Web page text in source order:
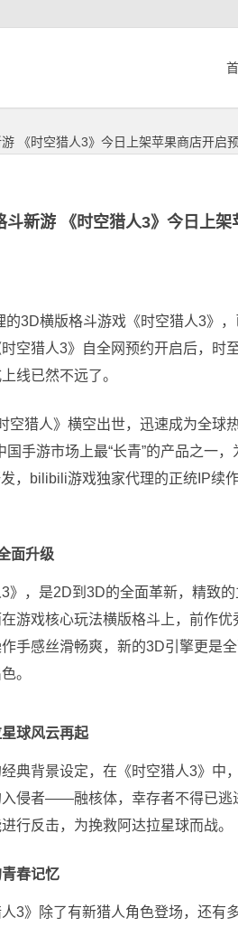
《时空猎人3》今日上架苹果商店开启
斗新游 《时空猎人3》今日上架
3D横版格斗游戏《时空猎人3》
空猎人3》自全网预约开启后，时
线已然不远了。
空猎人》横空出世，迅速成为全球
手游市场上最“长青”的产品之一
，bilibili游戏独家代理的正统IP续
面升级
》，是2D到3D的全面革新，精致
游戏核心玩法横版格斗上，前作
手感丝滑畅爽，新的3D引擎更是
。
球风云再起
典背景设定，在《时空猎人3》中
侵者——融核体，幸存者不得已逃
行反击，为挽救阿达拉星球而战。
春记忆
3》除了有新猎人角色登场，还有